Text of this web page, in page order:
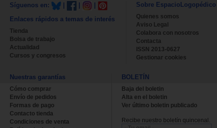
Síguenos en:
Enlaces rápidos a temas de interés
Tienda
Bolsa de trabajo
Actualidad
Cursos y congresos
Sobre EspacioLogopédico
Quienes somos
Aviso Legal
Colabora con nosotros
Contacta
ISSN 2013-0627
Gestionar cookies
Nuestras garantías
Cómo comprar
Envío de pedidos
Formas de pago
Contacto tienda
Condiciones de venta
BOLETÍN
Baja del boletin
Alta en el boletin
Ver último boletin publicado
Recibe nuestro boletín quincenal.